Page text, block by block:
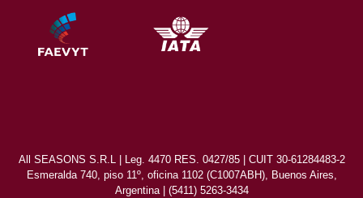
All SEASONS S.R.L | Leg. 4470 RES. 0427/85 | CUIT 30-61284483-2
Esmeralda 740, piso 11º, oficina 1102 (C1007ABH), Buenos Aires,
Argentina | (5411) 5263-3434